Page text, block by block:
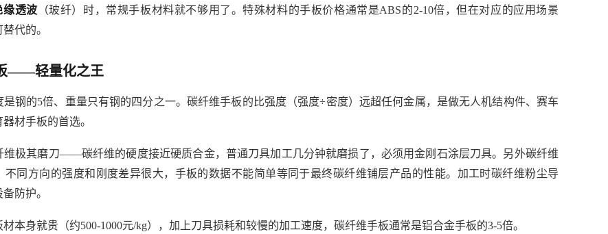
缘透波 （玻纤）时，常规手板材料就不够用了。特殊材料的手板价格通常是ABS的2-10倍，但在对应的应用场景
代的。
——轻量化之王
是钢的5倍、重量只有钢的四分之一。碳纤维手板的比强度（强度÷密度）远超任何金属，是做无人机结构件、赛车
材手板的首选。
维极其磨刀——碳纤维的硬度接近硬质合金，普通刀具加工几分钟就磨损了，必须用金刚石涂层刀具。另外碳纤维
不同方向的强度和刚度差异很大，手板的数据不能简单等同于最终碳纤维铺层产品的性能。加工时碳纤维粉尘导
防护。
本身就贵（约500-1000元/kg），加上刀具损耗和较慢的加工速度，碳纤维手板通常是铝合金手板的3-5倍。